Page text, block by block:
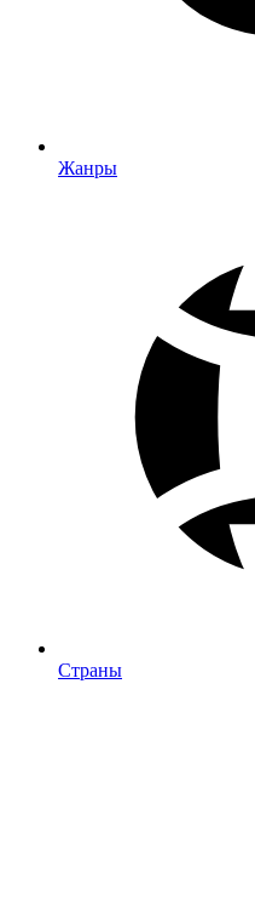
Жанры
Страны